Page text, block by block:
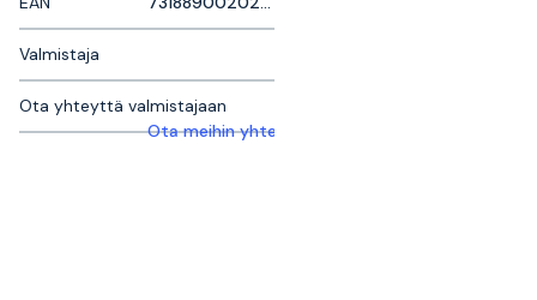
Valmistaja
Ota yhteyttä valmistajaan
Ota meihin yhteyttä saadaksesi lisätietoja